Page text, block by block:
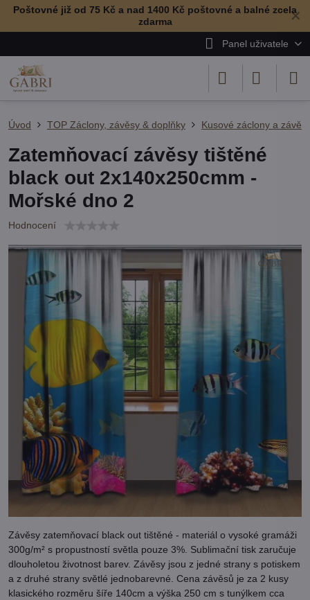
✕
Poštovné již od 75 Kč a nad 1400 Kč poštovné a balné zcela
zdarma
Panel uživatele
Úvod TOP Záclony, závěsy & doplňky Kusové záclony a
Zatemňovací závěsy tištěné
black out 2x140x250cmm -
Mořské dno 2
Hodnocení
Závěsy zatemňovací black out tištěné - materiál o vysoké gramáži
300g/m² s propustností světla pouze 3%. Sublimační tisk zaručuje
dlouholetou životnost barev. Závěsy jsou z jedné strany s potiskem
a z druhé strany světlé jednobarevné. Cena závěsů je za 2 kusy
klasického rozměru šíře 140cm a výška 250 cm s tunýlkem cca